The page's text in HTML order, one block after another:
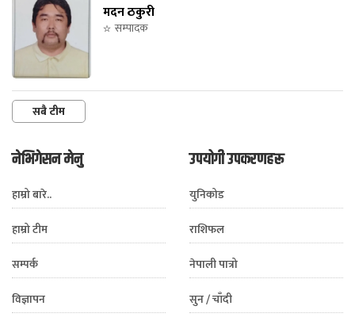
मदन ठकुरी
सम्पादक
सबै टीम
नेभिगेसन मेनु
हाम्रो बारे..
हाम्रो टीम
सम्पर्क
विज्ञापन
उपयोगी उपकरणहरू
युनिकोड
राशिफल
नेपाली पात्रो
सुन / चाँदी